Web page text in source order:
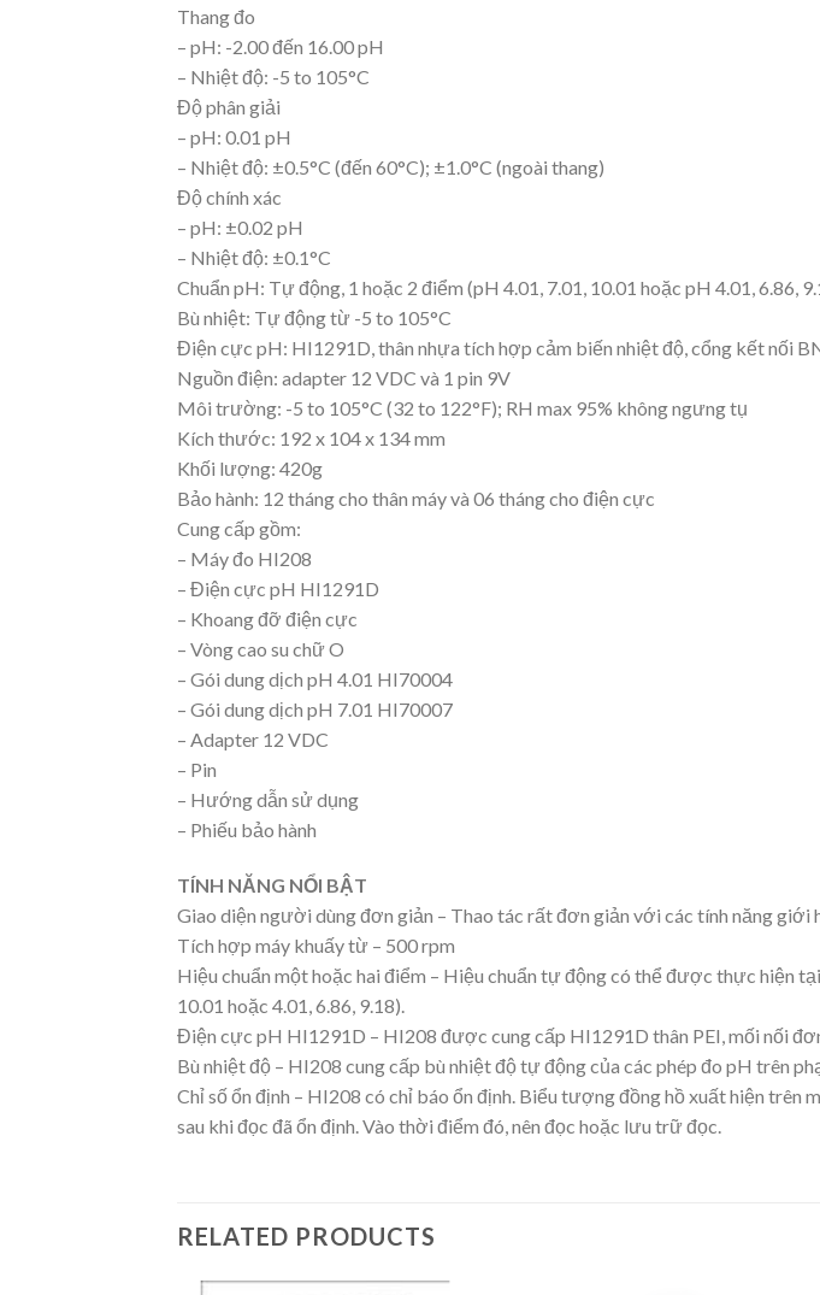
Thang đo
– pH: -2.00 đến 16.00 pH
– Nhiệt độ: -5 to 105°C
Độ phân giải
– pH: 0.01 pH
– Nhiệt độ: ±0.5°C (đến 60°C); ±1.0°C (ngoài thang)
Độ chính xác
– pH: ±0.02 pH
– Nhiệt độ: ±0.1°C
Chuẩn pH: Tự động, 1 hoặc 2 điểm (pH 4.01, 7.01, 10.01 hoặc pH 4.01, 6.86,
Bù nhiệt: Tự động từ -5 to 105°C
Điện cực pH: HI1291D, thân nhựa tích hợp cảm biến nhiệt độ, cổng kết nối
Nguồn điện: adapter 12 VDC và 1 pin 9V
Môi trường: -5 to 105°C (32 to 122°F); RH max 95% không ngưng tụ
Kích thước: 192 x 104 x 134 mm
Khối lượng: 420g
Bảo hành: 12 tháng cho thân máy và 06 tháng cho điện cực
Cung cấp gồm:
– Máy đo HI208
– Điện cực pH HI1291D
– Khoang đỡ điện cực
– Vòng cao su chữ O
– Gói dung dịch pH 4.01 HI70004
– Gói dung dịch pH 7.01 HI70007
– Adapter 12 VDC
– Pin
– Hướng dẫn sử dụng
– Phiếu bảo hành
TÍNH NĂNG NỔI BẬT
Giao diện người dùng đơn giản – Thao tác rất đơn giản với các tính năng giới
Tích hợp máy khuấy từ – 500 rpm
Hiệu chuẩn một hoặc hai điểm – Hiệu chuẩn tự động có thể được thực hiện
10.01 hoặc 4.01, 6.86, 9.18).
Điện cực pH HI1291D – HI208 được cung cấp HI1291D thân PEI, mối nối
Bù nhiệt độ – HI208 cung cấp bù nhiệt độ tự động của các phép đo pH trên
Chỉ số ổn định – HI208 có chỉ báo ổn định. Biểu tượng đồng hồ xuất hiện
sau khi đọc đã ổn định. Vào thời điểm đó, nên đọc hoặc lưu trữ đọc.
RELATED PRODUCTS